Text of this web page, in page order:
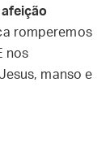
romperemos
nos
manso e